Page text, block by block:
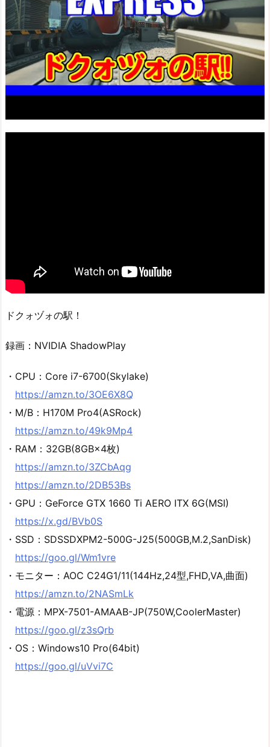
ドクォヅォの駅！
録画：NVIDIA ShadowPlay
・CPU：Core i7-6700(Skylake)
https://amzn.to/3OE6X8Q
・M/B：H170M Pro4(ASRock)
https://amzn.to/49k9Mp4
・RAM：32GB(8GB×4枚)
https://amzn.to/3ZCbAqg
https://amzn.to/2DB53Bs
・GPU：GeForce GTX 1660 Ti AERO ITX 6G(MSI)
https://x.gd/BVb0S
・SSD：SDSSDXPM2-500G-J25(500GB,M.2,SanDisk)
https://goo.gl/Wm1vre
・モニター：AOC C24G1/11(144Hz,24型,FHD,VA,曲面)
https://amzn.to/2NASmLk
・電源：MPX-7501-AMAAB-JP(750W,CoolerMaster)
https://goo.gl/z3sQrb
・OS：Windows10 Pro(64bit)
https://goo.gl/uVvi7C